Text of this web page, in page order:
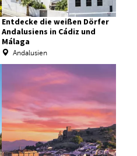
Entdecke die weißen Dörfer
Andalusiens in Cádiz und
Málaga
Andalusien